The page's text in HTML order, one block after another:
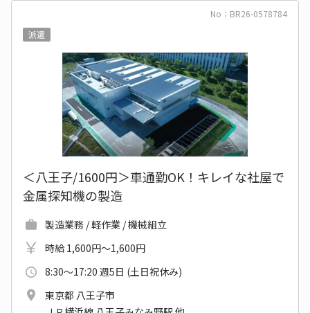
No：BR26-0578784
派遣
＜八王子/1600円＞車通勤OK！キレイな社屋で
金属探知機の製造
製造業務 / 軽作業 / 機械組立
時給 1,600円～1,600円
8:30～17:20 週5日 (土日祝休み)
東京都 八王子市